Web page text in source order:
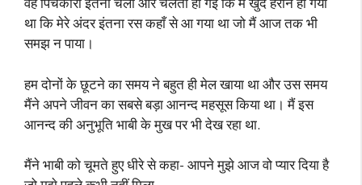
था कि मेरे अंदर इंतना रस कहाँ से आ गया था जो मैं आज तक भी
समझ न पाया।
हम दोनों के छूटने का समय ने बहुत ही मेल खाया था और उस समय
मैंने अपने जीवन का सबसे बड़ा आनन्द महसूस किया था। मैं इस
आनन्द की अनुभूति भाबी के मुख पर भी देख रहा था.
मैंने भाबी को चूमते हुए धीरे से कहा- आपने मुझे आज वो प्यार दिया है